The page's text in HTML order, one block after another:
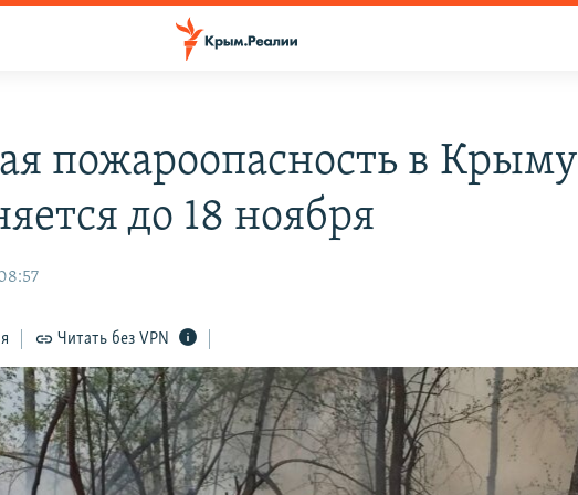
пожароопасность в Крыму
до 18 ноября
Читать без VPN